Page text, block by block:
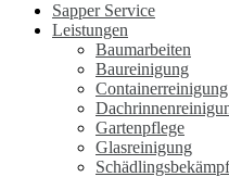
Sapper Service
Leistungen
Baumarbeiten
Baureinigung
Containerreinigung
Gartenpflege
Glasreinigung